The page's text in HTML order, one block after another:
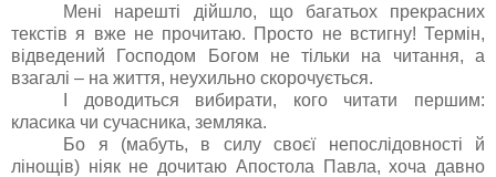
Мені нарешті дійшло, що багатьох прекрасних
текстів я вже не прочитаю. Просто не встигну! Термін,
відведений Господом Богом не тільки на читання, а
взагалі – на життя, неухильно скорочується.
І доводиться вибирати, кого читати першим:
класика чи сучасника, земляка.
Бо я (мабуть, в силу своєї непослідовності й
лінощів) ніяк не дочитаю Апостола Павла, хоча давно